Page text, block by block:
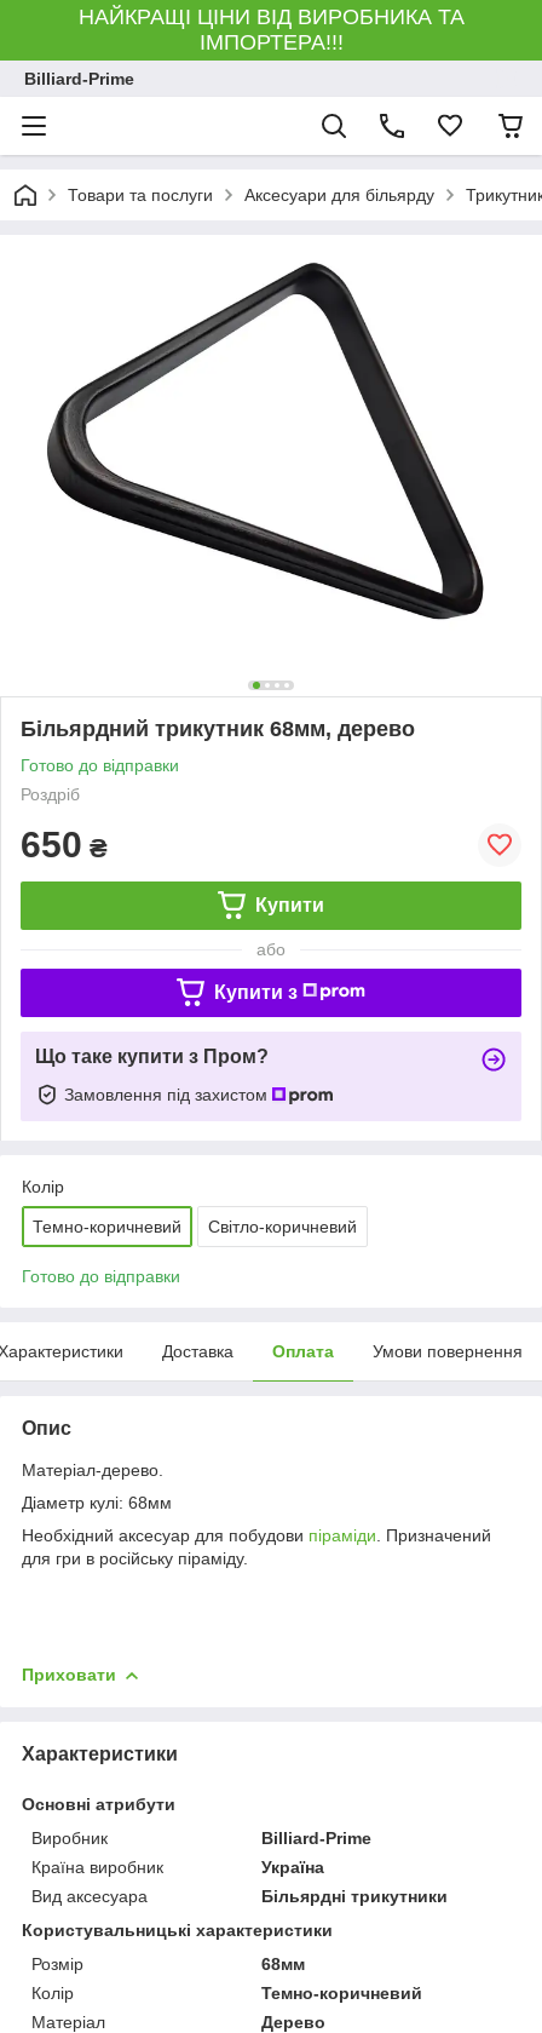
НАЙКРАЩІ ЦІНИ ВІД ВИРОБНИКА ТА
ІМПОРТЕРА!!!
Billiard-Prime
Товари та послуги Аксесуари для більярду
Більярдний трикутник 68мм, дерево
Готово до відправки
Роздріб
650 ₴
Купити
або
Купити з
Що таке купити з Пром?
Замовлення під захистом
Колір
Темно-коричневий Світло-коричневий
Готово до відправки
Доставка Оплата Умови повернення
Опис
Матеріал-дерево.
Діаметр кулі: 68мм
Необхідний аксесуар для побудови піраміди . Призначений
для гри в російську піраміду.
Приховати
Характеристики
Основні атрибути
Виробник
Billiard-Prime
Країна виробник
Україна
Вид аксесуара
Більярдні трикутники
Користувальницькі характеристики
Розмір
68мм
Колір
Темно-коричневий
Матеріал
Дерево